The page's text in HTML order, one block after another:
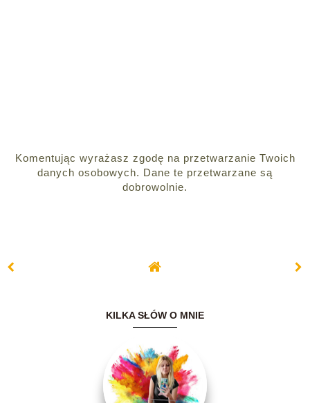
Komentując wyrażasz zgodę na przetwarzanie Twoich
danych osobowych. Dane te przetwarzane są
dobrowolnie.
KILKA SŁÓW O MNIE